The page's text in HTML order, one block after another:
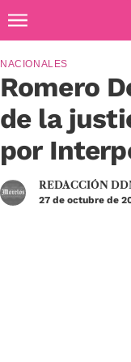
Romero
de la
por
NACIONALES
REDACCIÓN
27 de octubre de